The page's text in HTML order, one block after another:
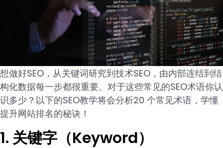
想做好SEO，从关键词研究到技术SEO，由内部连结到结
构化数据每一步都很重要。对于这些常见的SEO术语你认
识多少？以下的SEO教学将会分析20 个常见术语，学懂
提升网站排名的秘诀！
1. 关键字（Keyword）